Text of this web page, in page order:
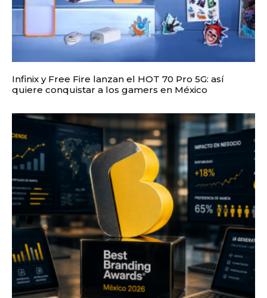
Infinix y Free Fire lanzan el HOT 70 Pro 5G: así
quiere conquistar a los gamers en México